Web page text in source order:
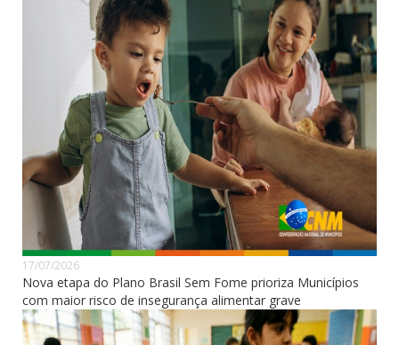
17/07/2026
Nova etapa do Plano Brasil Sem Fome prioriza Municípios
com maior risco de insegurança alimentar grave